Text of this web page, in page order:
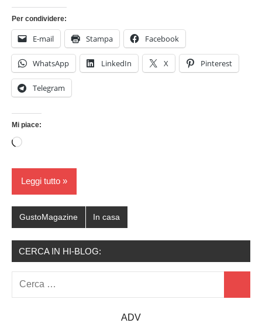
Per condividere:
E-mail Stampa Facebook
WhatsApp LinkedIn X Pinterest
Telegram
Mi piace:
Caricamento
corso…
Leggi tutto
GustoMagazine In casa
CERCA IN HI-BLOG:
Ricerca
per:
ADV